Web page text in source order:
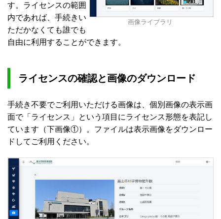
画像ライブラリ
す。ライセンスの範囲
内であれば、手続きい
ただかなくても誰でも
自由に利用することができます。
ライセンスの確認と画像のダウンロード
手続き不要でご利用いただける画像は、個別画像の表示画
面で「ライセンス」という項目にライセンス形態を表記し
ています（下画像①）。ファイルは表示画像をダウンロー
ドしてご利用ください。